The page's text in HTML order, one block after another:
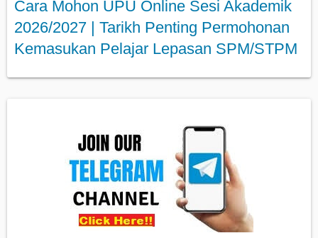
Cara Mohon UPU Online Sesi Akademik
2026/2027 | Tarikh Penting Permohonan
Kemasukan Pelajar Lepasan SPM/STPM